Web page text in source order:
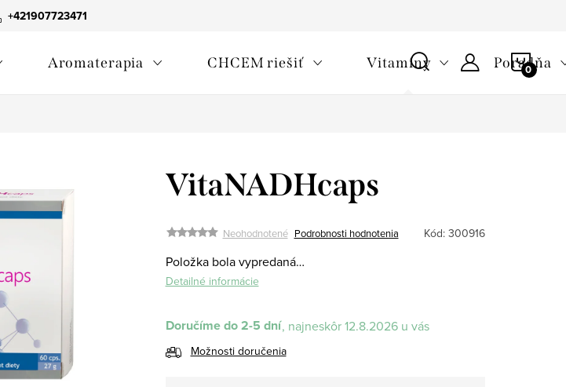
+421907723471
osobných údajov
Aromaterapia CHCEM riešiť Vitamíny Poradňa
VitaNADHcaps
Neohodnotené Podrobnosti hodnotenia Kód: 300916
Položka bola vypredaná…
Detailné informácie
Doručíme do 2-5 dní 12.8.2026
Možnosti doručenia